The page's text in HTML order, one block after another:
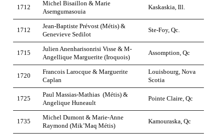
1712
Michel Bisaillon & Marie
Asemgumasouia
Kaskaskia, Ill.
1712
Jean-Baptiste Prévost (Métis) &
Genevieve Sedilot
Ste-Foy, Qc.
1715
Julien Anenharisonrisi Visse & M-
Angellique Marguerite (Iroquois)
Assomption, Qc
1720
Francois Larocque & Marguerite
Caplan
Louisbourg, Nova
Scotia
1725
Paul Massias-Mathias (Métis) &
Angelique Huneault
Pointe Claire, Qc
1735
Michel Dumont & Marie-Anne
Raymond (Mik’Maq Métis)
Kamouraska, Qc